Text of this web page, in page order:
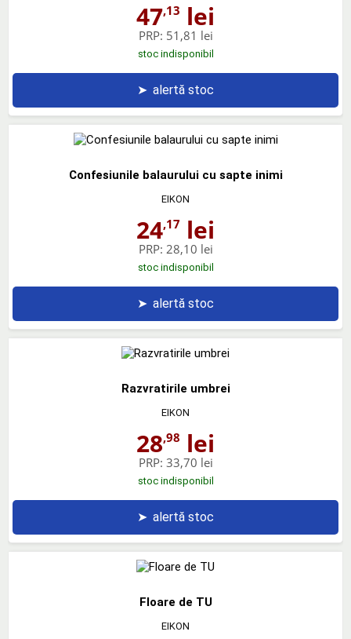
47,13 lei
PRP: 51,81 lei
stoc indisponibil
➤ alertă stoc
Confesiunile balaurului cu sapte inimi
EIKON
24,17 lei
PRP: 28,10 lei
stoc indisponibil
➤ alertă stoc
Razvratirile umbrei
EIKON
28,98 lei
PRP: 33,70 lei
stoc indisponibil
➤ alertă stoc
Floare de TU
EIKON